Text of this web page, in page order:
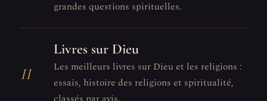
grandes questions spirituelles.
II
Livres sur Dieu
Les meilleurs livres sur Dieu et les religions :
essais, histoire des religions et spiritualité,